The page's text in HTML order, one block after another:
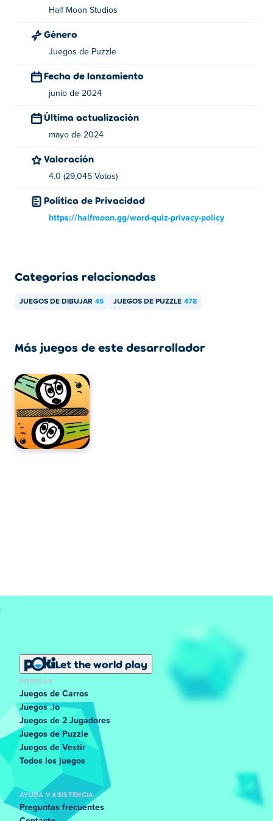
Picture it? es creado por Half Moon Studios. ¡Este es su
¿Cómo puedo jugar Picture it? ¿gratis?
¿Puedes jugar Picture it? gratis en Poki.
móviles y de escritorio?
dispositivos móviles como teléfonos y tabletas.
Half Moon Studios
Género
Juegos de Puzzle
Fecha de lanzamiento
junio de 2024
Última actualización
mayo de 2024
Valoración
4.0 (29,045 Votos)
Política de Privacidad
https://halfmoon.gg/word-quiz-privacy-policy
Categorías relacionadas
JUEGOS DE DIBUJAR 45 JUEGOS DE PUZZLE 478
Más juegos de este desarrollador
Let the world play
POPULAR
Juegos de Carros
Juegos .io
Juegos de 2 Jugadores
Juegos de Puzzle
Juegos de Vestir
Todos los juegos
AYUDA Y ASISTENCIA
Preguntas frecuentes